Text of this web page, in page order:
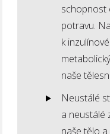
schopnost
potravu.
k
naše
Neustálé
a neustálé
naše tělo